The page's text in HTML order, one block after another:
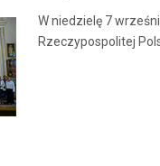
W niedzielę 7
Rzeczypospolitej